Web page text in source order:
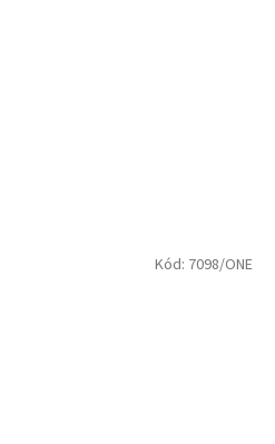
Kód: 7098/ONE